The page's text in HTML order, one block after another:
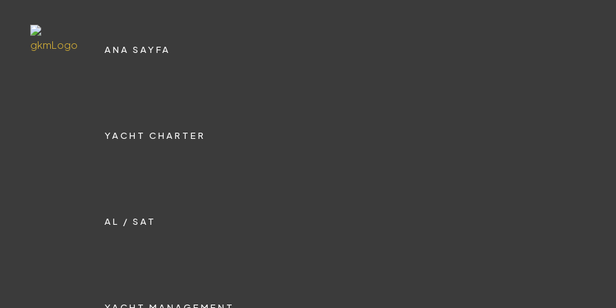
ANA SAYFA
YACHT CHARTER
AL / SAT